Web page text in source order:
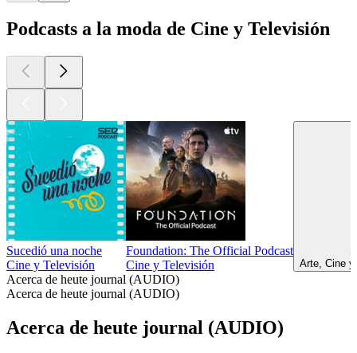
Podcasts a la moda de Cine y Televisión
Sucedió una noche
Cine y Televisión
Foundation: The Official Podcast
Cine y Televisión
Arte, Cine
Acerca de heute journal (AUDIO)
Acerca de heute journal (AUDIO)
Acerca de heute journal (AUDIO)